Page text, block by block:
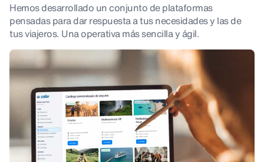
Hemos desarrollado un conjunto de plataformas
pensadas para dar respuesta a tus necesidades y las de
tus viajeros. Una operativa más sencilla y ágil.